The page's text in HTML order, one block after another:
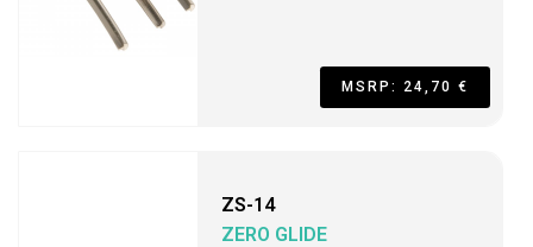
MSRP: 24,70 €
ZS-14
ZERO GLIDE